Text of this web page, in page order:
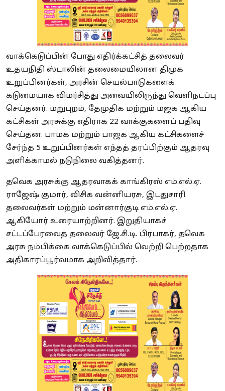
வாக்கெடுப்பின் போது எதிர்க்கட்சித் தலைவர்
உதயநிதி ஸ்டாலின் தலைமையிலான திமுக
உறுப்பினர்கள், அரசின் செயல்பாடுகளைக்
கடுமையாக விமர்சித்து அவையிலிருந்து வெளிநடப்பு
செய்தனர். மறுபுறம், தேமுதிக மற்றும் மஜக ஆகிய
கட்சிகள் அரசுக்கு எதிராக 22 வாக்குகளைப் பதிவு
செய்தன. பாமக மற்றும் பாஜக ஆகிய கட்சிகளைச்
சேர்ந்த 5 உறுப்பினர்கள் எந்தத் தரப்பிற்கும் ஆதரவு
அளிக்காமல் நடுநிலை வகித்தனர்.
தவெக அரசுக்கு ஆதரவாகக் காங்கிரஸ் எம்.எல்.ஏ.
ராஜேஷ் குமார், விசிக வன்னியரசு, இடதுசாரி
தலைவர்கள் மற்றும் மன்னார்குடி எம்.எல்.ஏ.
ஆகியோர் உரையாற்றினர். இறுதியாகச்
சட்டப்பேரவைத் தலைவர் ஜே.சி.டி. பிரபாகர், தவெக
அரசு நம்பிக்கை வாக்கெடுப்பில் வெற்றி பெற்றதாக
அதிகாரப்பூர்வமாக அறிவித்தார்.